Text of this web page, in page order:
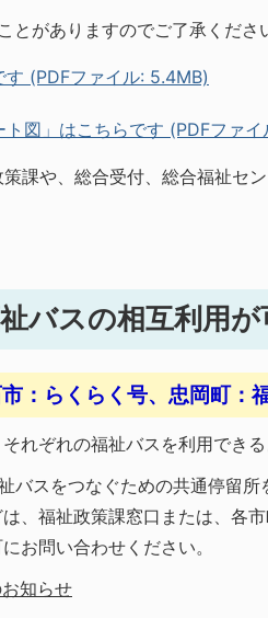
がありますのでご了承くださ
(PDFファイル: 5.4MB)
図」はこちらです (PDFファイ
課や、総合受付、総合福祉セ
バスの相互利用が
：らくらく号、忠岡町：
れぞれの福祉バスを利用できる
バスをつなぐための共通停留所
、福祉政策課窓口または、各
お問い合わせください。
知らせ